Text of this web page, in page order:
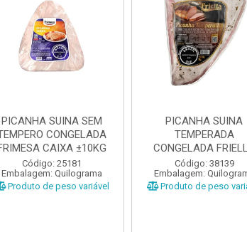
PICANHA SUINA SEM
CONGELADA
CAIXA ±10KG
Código: 25181
Embalagem: Quilograma
Produto de peso variável
PICANHA SUINA
TEMPERADA
CONGELADA
CAIXA ±20KG
Código: 38139
Embalagem:
Produto de peso